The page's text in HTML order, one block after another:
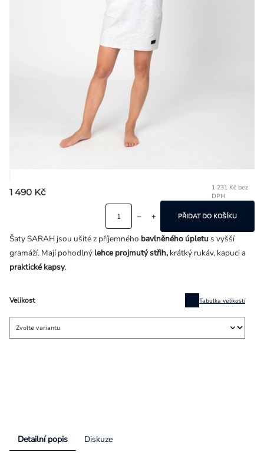
1 490 Kč
1 231 Kč bez
DPH
Velikost Tabulka velikostí
PŘIDAT DO KOŠÍKU
Šaty SARAH jsou ušité z příjemného bavlněného úpletus vyšší
gramáží. Mají pohodlný lehce projmutý střih, krátký rukáv, kapuci a
praktické kapsy.
Detailní popis Diskuze